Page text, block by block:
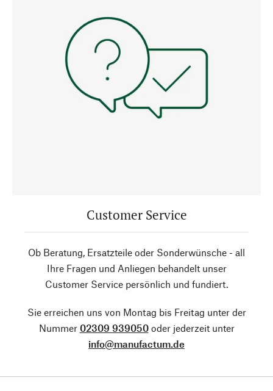
Customer Service
Ob Beratung, Ersatzteile oder Sonderwünsche - all
Ihre Fragen und Anliegen behandelt unser
Customer Service persönlich und fundiert.
Sie erreichen uns von Montag bis Freitag unter der
Nummer 02309 939050oder jederzeit unter
info@manufactum.de